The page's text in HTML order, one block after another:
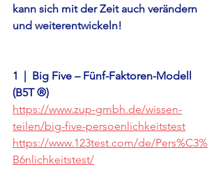
kann sich mit der Zeit auch verändern
und weiterentwickeln!
1  | Big Five – Fünf-Faktoren-Modell
(B5T ®)
https://www.zup-gmbh.de/wissen-
teilen/big-five-persoenlichkeitstest
https://www.123test.com/de/Pers%C3%
B6nlichkeitstest/